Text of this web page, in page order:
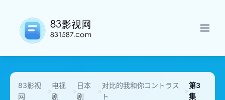
83影视
网
>
电视
剧
>
日本
剧
>
对比的我和你コントラス
ト
>
第3
集